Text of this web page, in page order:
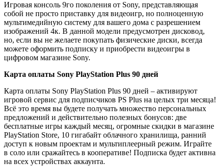
Игровая консоль 9го поколения от Sony, представляющая
собой не просто приставку для видеоигр, но полноценную
мультимедийную систему для вашего дома с разрешением
изображений 4к. В данной модели предусмотрен дисковод,
но, если вы не желаете покупать физические диски, всегда
можете оформить подписку и приобрести видеоигры в
цифровом магазине Sony.
Карта оплаты Sony PlayStation Plus 90 дней
Карта оплаты Sony PlayStation Plus 90 дней – активируют
игровой сервис для подписчиков PS Plus на целых три месяца!
Всё это время вы будете получать множество персональных
предложений и действительно полезных бонусов: две
бесплатные игры каждый месяц, огромные скидки в магазине
PlayStation Store, 10 гигабайт облачного хранилища, ранний
доступ к новым проектам и мультиплеерный режим. Играйте
в соло или сражайтесь в кооперативе! Подписка будет активна
на всех устройствах аккаунта.